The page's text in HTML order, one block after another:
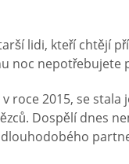
lidi, kteří chtějí
noc
roce 2015, se
Dospělí dnes